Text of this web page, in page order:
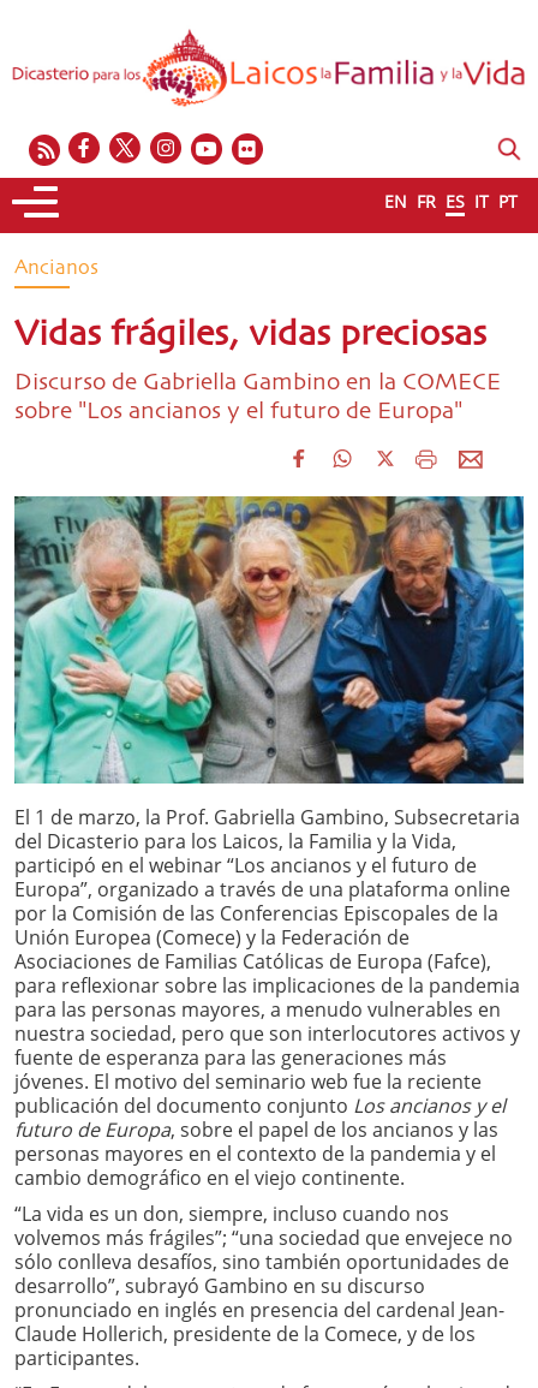
EN FR ES IT PT
Ancianos
Vidas frágiles, vidas preciosas
Discurso de Gabriella Gambino en la COMECE
sobre "Los ancianos y el futuro de Europa"
El 1 de marzo, la Prof. Gabriella Gambino, Subsecretaria
del Dicasterio para los Laicos, la Familia y la Vida,
participó en el webinar “Los ancianos y el futuro de
Europa”, organizado a través de una plataforma online
por la Comisión de las Conferencias Episcopales de la
Unión Europea (Comece) y la Federación de
Asociaciones de Familias Católicas de Europa (Fafce),
para reflexionar sobre las implicaciones de la pandemia
para las personas mayores, a menudo vulnerables en
nuestra sociedad, pero que son interlocutores activos y
fuente de esperanza para las generaciones más
jóvenes. El motivo del seminario web fue la reciente
publicación del documento conjunto Los ancianos y el
futuro de Europa, sobre el papel de los ancianos y las
personas mayores en el contexto de la pandemia y el
cambio demográfico en el viejo continente.
“La vida es un don, siempre, incluso cuando nos
volvemos más frágiles”; “una sociedad que envejece no
sólo conlleva desafíos, sino también oportunidades de
desarrollo”, subrayó Gambino en su discurso
pronunciado en inglés en presencia del cardenal Jean-
Claude Hollerich, presidente de la Comece, y de los
participantes.